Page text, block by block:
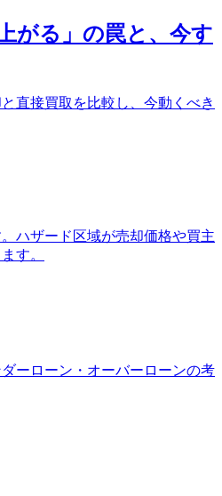
がる」の罠と、今す
直接買取を比較し、今動くべき
ハザード区域が売却価格や買主
す。
ーローン・オーバーローンの考